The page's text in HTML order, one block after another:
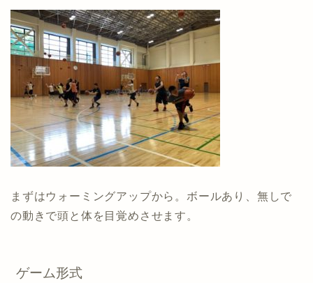
まずはウォーミングアップから。ボールあり、無しで
の動きで頭と体を目覚めさせます。
ゲーム形式